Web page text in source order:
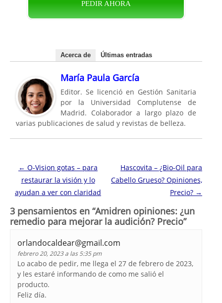
PEDIR AHORA
Acerca de Últimas entradas
María Paula García
Editor. Se licenció en Gestión Sanitaria
por la Universidad Complutense de
Madrid. Colaborador a largo plazo de
varias publicaciones de salud y revistas de belleza.
Navegación de entradas
← O-Vision gotas – para
restaurar la visión y lo
ayudan a ver con claridad
Hascovita – ¿Bio-Oil para
Cabello Grueso? Opiniones,
Precio? →
3 pensamientos en “Amidren opiniones: ¿un
remedio para mejorar la audición? Precio”
orlandocaldear@gmail.com
febrero 20, 2023 a las 5:35 pm
Lo acabo de pedir, me llega el 27 de febrero de 2023,
y les estaré informando de como me salió el
producto.
Feliz día.